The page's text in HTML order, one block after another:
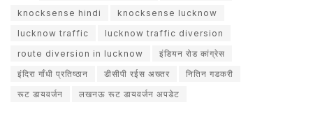
knocksense hindi
knocksense lucknow
lucknow traffic
lucknow traffic diversion
route diversion in lucknow
इंडियन रोड कांग्रेस
इंदिरा गाँधी प्रतिष्ठान
डीसीपी रईस अख्तर
नितिन गडकरी
रूट डायवर्जन
लखनऊ रूट डायवर्जन अपडेट